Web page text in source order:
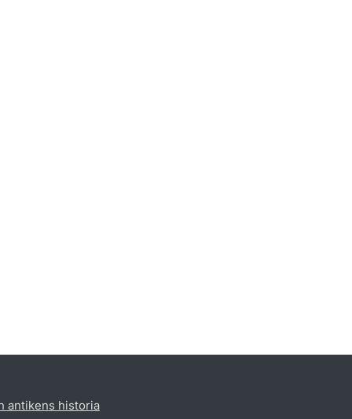
antikens historia